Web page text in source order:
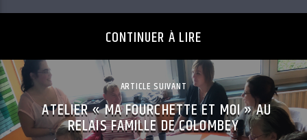
CONTINUER À LIRE
ARTICLE SUIVANT
ATELIER « MA FOURCHETTE ET MOI » AU
RELAIS FAMILLE DE COLOMBEY